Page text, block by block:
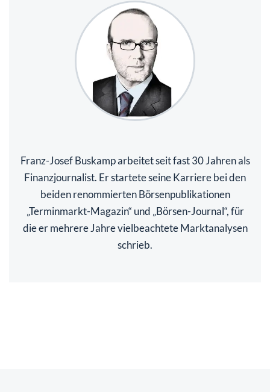
Franz-Josef Buskamp arbeitet seit fast 30 Jahren als
Finanzjournalist. Er startete seine Karriere bei den
beiden renommierten Börsenpublikationen
„Terminmarkt-Magazin“ und „Börsen-Journal“, für
die er mehrere Jahre vielbeachtete Marktanalysen
schrieb.